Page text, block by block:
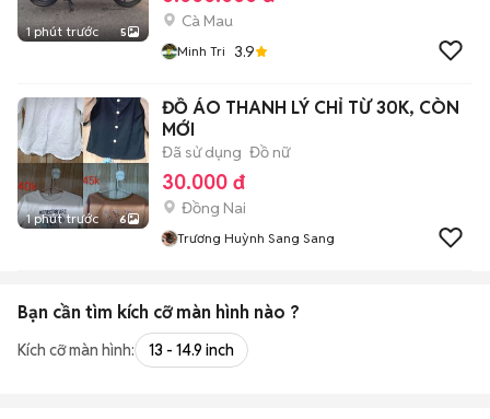
1 phút trước 5
Cà Mau
Minh Tri 3.9
1 phút trước 6
ĐỒ ÁO THANH LÝ CHỈ TỪ 30K, CÒN
MỚI
Đã sử dụng Đồ nữ
30.000 đ
Đồng Nai
Trương Huỳnh Sang Sang
Bạn cần tìm kích cỡ màn hình nào ?
Kích cỡ màn hình: 13 - 14.9 inch